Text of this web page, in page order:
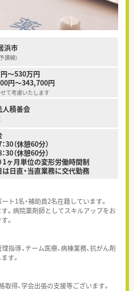
浜市
讃線)
～530万円
円～343,700円
て考慮いたします
人積善会
30（休憩60分）
30（休憩60分）
ヶ月単位の変形労働時間制
日直・当直業務に交代勤務
ト1名・補助員2名在籍しています。
。病院薬剤師としてスキルアップをお
。
指導、チーム医療、病棟業務、抗がん剤
す。
得、学会出張の支援等ございます。